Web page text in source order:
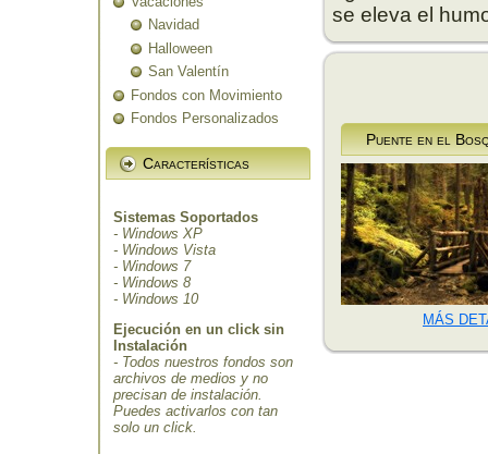
Navidad
Halloween
San Valentín
Fondos con Movimiento
Fondos Personalizados
Características
Sistemas Soportados
- Windows XP
- Windows Vista
- Windows 7
- Windows 8
- Windows 10
Ejecución en un click sin
Instalación
- Todos nuestros fondos son
archivos de medios y no
precisan de instalación.
Puedes activarlos con tan
solo un click.
se eleva el
Puente en el
MÁS